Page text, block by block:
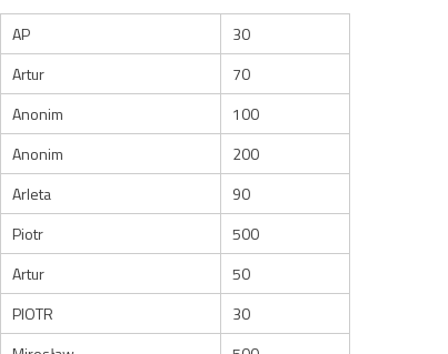
AP
30
Artur
70
Anonim
100
Anonim
200
Arleta
90
Piotr
500
Artur
50
PIOTR
30